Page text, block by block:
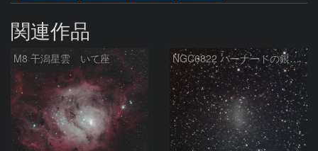
関連作品
M8 干潟星雲 いて座 NGC6822 バーナードの銀河 いて座